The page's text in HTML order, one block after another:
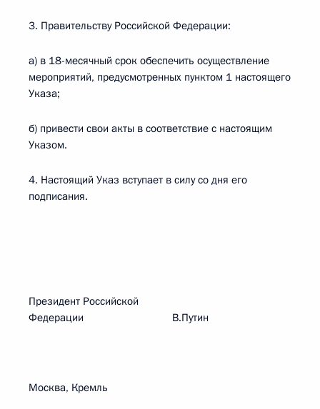
3. Правительству Российской Федерации:
а) в 18-месячный срок обеспечить осуществление
мероприятий, предусмотренных пунктом 1 настоящего
Указа;
б) привести свои акты в соответствие с настоящим
Указом.
4. Настоящий Указ вступает в силу со дня его
подписания.
Президент Российской
Федерации В.Путин
Москва, Кремль